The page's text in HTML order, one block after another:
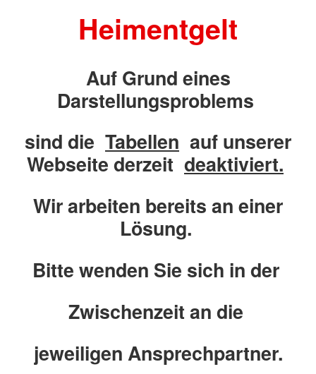
Heimentgelt
Auf Grund eines
Darstellungsproblems
sind die Tabellen auf unserer
Webseite derzeit deaktiviert.
Wir arbeiten bereits an einer
Lösung.
Bitte wenden Sie sich in der
Zwischenzeit an die
jeweiligen Ansprechpartner.